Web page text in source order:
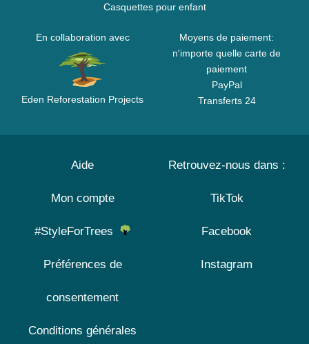
Casquettes pour enfant
En collaboration avec
Eden Reforestation Projects
Moyens de paiement:
n'importe quelle carte de
paiement
PayPal
Transferts 24
Aide
Mon compte
#StyleForTrees
Préférences de
consentement
Conditions générales
Retrouvez-nous dans :
TikTok
Facebook
Instagram